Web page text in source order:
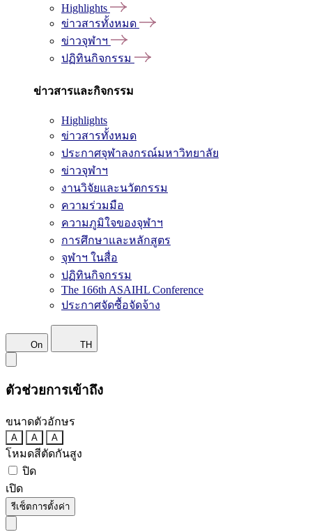
Highlights
ข่าวสารทั้งหมด
ข่าวจุฬาฯ
ปฏิทินกิจกรรม
ข่าวสารและกิจกรรม
Highlights
ข่าวสารทั้งหมด
ประกาศจุฬาลงกรณ์มหาวิทยาลัย
ข่าวจุฬาฯ
งานวิจัยและนวัตกรรม
ความร่วมมือ
ความภูมิใจของจุฬาฯ
การศึกษาและหลักสูตร
จุฬาฯ ในสื่อ
ปฏิทินกิจกรรม
The 166th ASAIHL Conference
ประกาศจัดซื้อจัดจ้าง
On TH
ตัวช่วยการเข้าถึง
ขนาดตัวอักษร
A A A
โหมดสีตัดกันสูง
ปิด
เปิด
รีเซ็ตการตั้งค่า